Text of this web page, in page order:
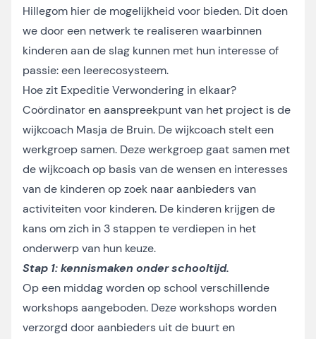
Hillegom hier de mogelijkheid voor bieden. Dit doen
we door een netwerk te realiseren waarbinnen
kinderen aan de slag kunnen met hun interesse of
passie: een leerecosysteem.
Hoe zit Expeditie Verwondering in elkaar?
Coördinator en aanspreekpunt van het project is de
wijkcoach Masja de Bruin. De wijkcoach stelt een
werkgroep samen. Deze werkgroep gaat samen met
de wijkcoach op basis van de wensen en interesses
van de kinderen op zoek naar aanbieders van
activiteiten voor kinderen. De kinderen krijgen de
kans om zich in 3 stappen te verdiepen in het
onderwerp van hun keuze.
Stap 1: kennismaken onder schooltijd.
Op een middag worden op school verschillende
workshops aangeboden. Deze workshops worden
verzorgd door aanbieders uit de buurt en